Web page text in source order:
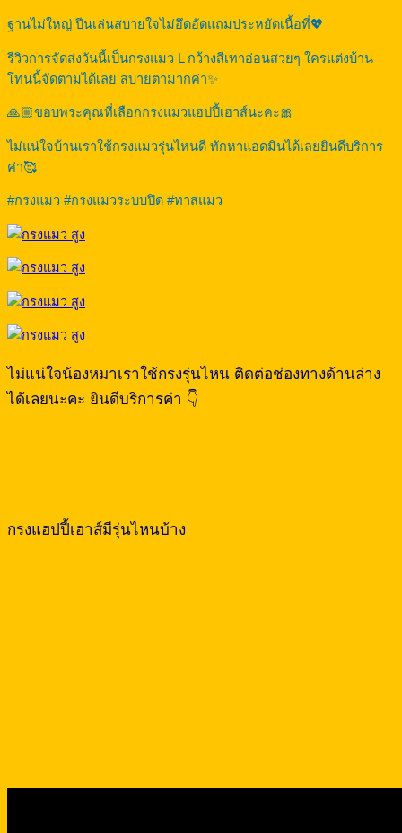
ฐานไม่ใหญ่ ปีนเล่นสบายใจไม่อึดอัดแถมประหยัดเนื้อที่💖
รีวิวการจัดส่งวันนี้เป็นกรงแมว L กว้างสีเทาอ่อนสวยๆ ใครแต่งบ้าน
โทนนี้จัดตามได้เลย สบายตามากค่า✨
🙏🏼ขอบพระคุณที่เลือกกรงแมวแฮปปี้เฮาส์นะคะ🎀
ไม่แน่ใจบ้านเราใช้กรงแมวรุ่นไหนดี ทักหาแอดมินได้เลยยินดีบริการ
ค่า🥰
#กรงแมว #กรงแมวระบบปิด #ทาสแมว
ไม่แน่ใจน้องหมาเราใช้กรงรุ่นไหน ติดต่อช่องทางด้านล่าง
ได้เลยนะคะ ยินดีบริการค่า 👇
กรงแฮปปี้เฮาส์มีรุ่นไหนบ้าง